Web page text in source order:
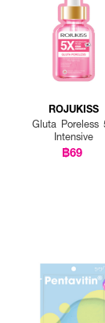
ROJUKISS
Gluta Poreless
Intensive
฿69